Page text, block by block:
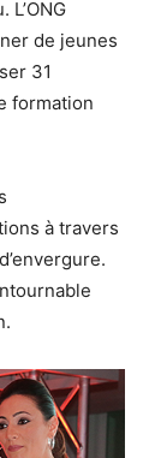
de jeunes
31
formation
à travers